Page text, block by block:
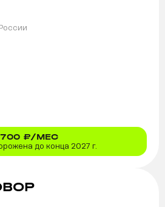
700 ₽/МЕС
до конца 2027 г.